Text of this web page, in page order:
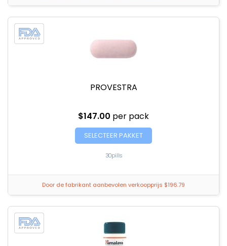
PROVESTRA
$147.00 per pack
SELECTEER PAKKET
30pills
Door de fabrikant aanbevolen verkoopprijs $196.79